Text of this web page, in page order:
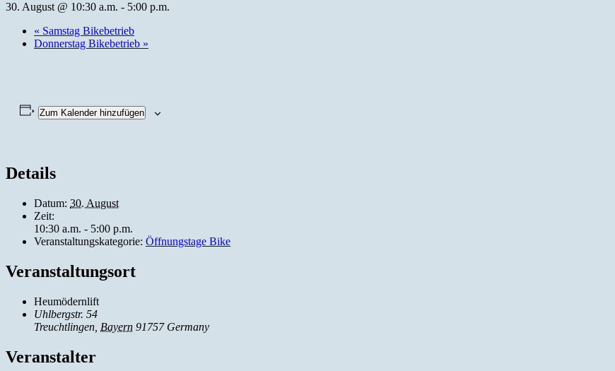
30. August @ 10:30 a.m. - 5:00 p.m.
« Samstag Bikebetrieb
Donnerstag Bikebetrieb »
Zum Kalender hinzufügen
Details
Datum: 30. August
Zeit:
10:30 a.m. - 5:00 p.m.
Veranstaltungskategorie: Öffnungstage Bike
Veranstaltungsort
Heumödernlift
Uhlbergstr. 54
Treuchtlingen Bayern 91757 Germany
Veranstalter